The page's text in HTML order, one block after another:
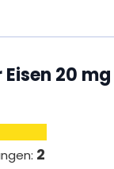
20
: 2